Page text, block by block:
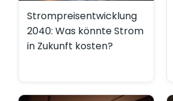
Strompreisentwicklung
2040: Was könnte Strom
in Zukunft kosten?